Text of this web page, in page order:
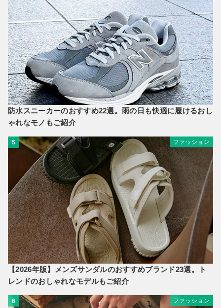
防水スニーカーのおすすめ22選。雨の日も快適に履けるおし
ゃれなモノもご紹介
5 ファッション
【2026年版】メンズサンダルのおすすめブランド23選。ト
レンドのおしゃれなモデルもご紹介
6 ファッション